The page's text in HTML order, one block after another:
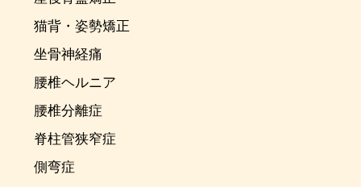
猫背・姿勢矯正
坐骨神経痛
腰椎ヘルニア
腰椎分離症
脊柱管狭窄症
側弯症